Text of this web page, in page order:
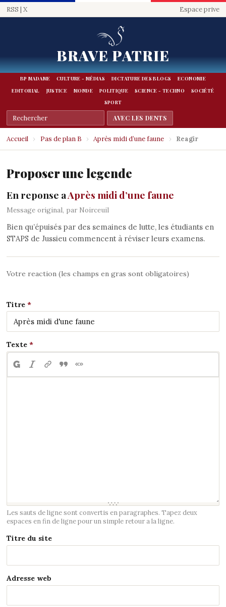
RSS | X Espace prive
BRAVE PATRIE
BP MADAME CULTURE - MÉDIAS DICTATURE DES BLOGS
ECONOMIE
EDITORIAL
JUSTICE MONDE POLITIQUE SCIENCE - TECHNO
SOCIÉTÉ
SPORT
Accueil › Pas de plan B › Après midi d’une faune › Reagir
Proposer une legende
En reponse aAprès midi d’une faune
Message original, par Noirceuil
Bien qu’épuisés par des semaines de lutte, les étudiants en
STAPS de Jussieu commencent à réviser leurs examens.
Votre reaction (les champs en gras sont obligatoires)
Titre
Texte
Les sauts de ligne sont convertis en paragraphes. Tapez deux
espaces en fin de ligne pour un simple retour a la ligne.
Titre du site
Adresse web